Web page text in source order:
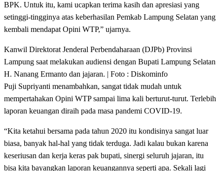
BPK. Untuk itu, kami ucapkan terima kasih dan apresiasi yang
setinggi-tingginya atas keberhasilan Pemkab Lampung Selatan yang
kembali mendapat Opini WTP,” ujarnya.
Kanwil Direktorat Jenderal Perbendaharaan (DJPb) Provinsi
Lampung saat melakukan audiensi dengan Bupati Lampung Selatan
H. Nanang Ermanto dan jajaran. | Foto : Diskominfo
Puji Supriyanti menambahkan, sangat tidak mudah untuk
mempertahakan Opini WTP sampai lima kali berturut-turut. Terlebih
laporan keuangan diraih pada masa pandemi COVID-19.
“Kita ketahui bersama pada tahun 2020 itu kondisinya sangat luar
biasa, banyak hal-hal yang tidak terduga. Jadi kalau bukan karena
keseriusan dan kerja keras pak bupati, sinergi seluruh jajaran, itu
bisa kita bayangkan laporan keuangannya seperti apa. Sekali lagi